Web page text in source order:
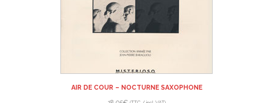
AIR DE COUR – NOCTURNE SAXOPHONE